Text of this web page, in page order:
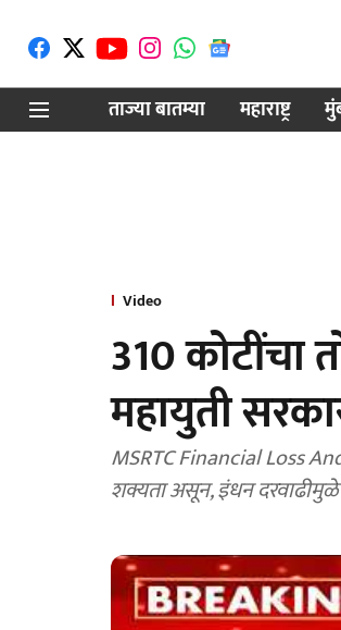
ताज्या बातम्या
महाराष्ट्र
Video
310 कोटींचा
महायुती
MSRTC Financial Loss And
शक्यता असून, इंधन दरवाढीमुळे